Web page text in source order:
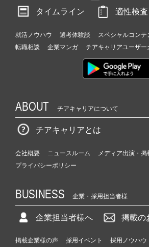
タイムライン
適性検査
就活ノウハウ 選考体験談 スペシャルコンテ
転職相談
企業マンガ チアキャリアユーザー
ABOUT チアキャリアについて
チアキャリアとは
会社概要 ニュースルーム
メディア出演・掲
プライバシーポリシー
BUSINESS 企業・採用担当者様
企業担当者様へ 掲載の
掲載企業様の声 採用イベント 採用ノウハウ